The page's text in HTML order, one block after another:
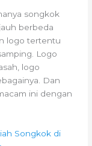
songkok
berbeda
logo tertentu
Logo
logo
Dan
ini dengan